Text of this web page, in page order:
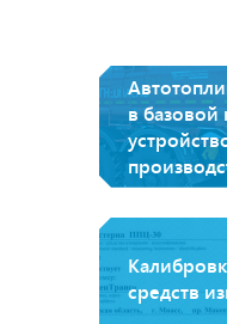
в базовой
средств